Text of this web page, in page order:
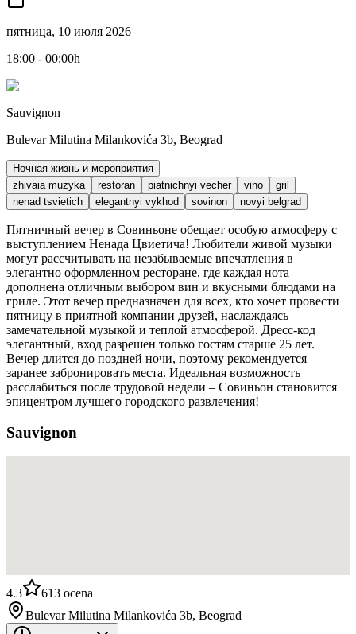
пятница, 10 июля 2026
18:00 - 00:00h
Sauvignon
Bulevar Milutina Milankovića 3b, Beograd
Ночная жизнь и мероприятия
zhivaia muzyka
restoran piatnichnyi vecher vino
gril
nenad tsvietich
elegantnyi vykhod sovinon novyi belgrad
Пятничный вечер в Совиньоне обещает особую атмосферу с
выступлением Ненада Цвиетича! Любители живой музыки
могут рассчитывать на незабываемые впечатления в
элегантно оформленном ресторане, где каждая нота
дополнена отличным выбором вин и вкусными блюдами на
гриле. Этот вечер предназначен для всех, кто хочет провести
пятницу в приятной компании друзей, наслаждаясь
замечательной музыкой и теплой атмосферой. Дресс-код
элегантный, вход разрешен только гостям старше 25 лет.
Вечер длится до поздней ночи, поэтому рекомендуется
заранее забронировать места. Идеальная возможность
расслабиться после трудовой недели – Совиньон становится
эпицентром лучшего городского развлечения!
Sauvignon
4.3 613 ocena
Bulevar Milutina Milankovića 3b, Beograd